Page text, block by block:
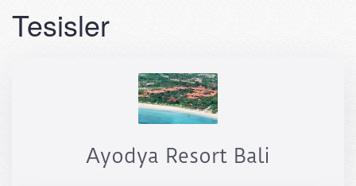
Tesisler
Ayodya Resort Bali